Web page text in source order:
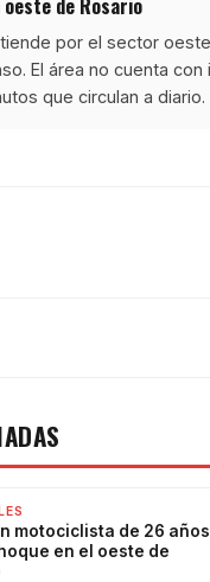
de Rosario
por el sector
El área no cuenta
que circulan a diario.
motociclista de 26 años
en el oeste de